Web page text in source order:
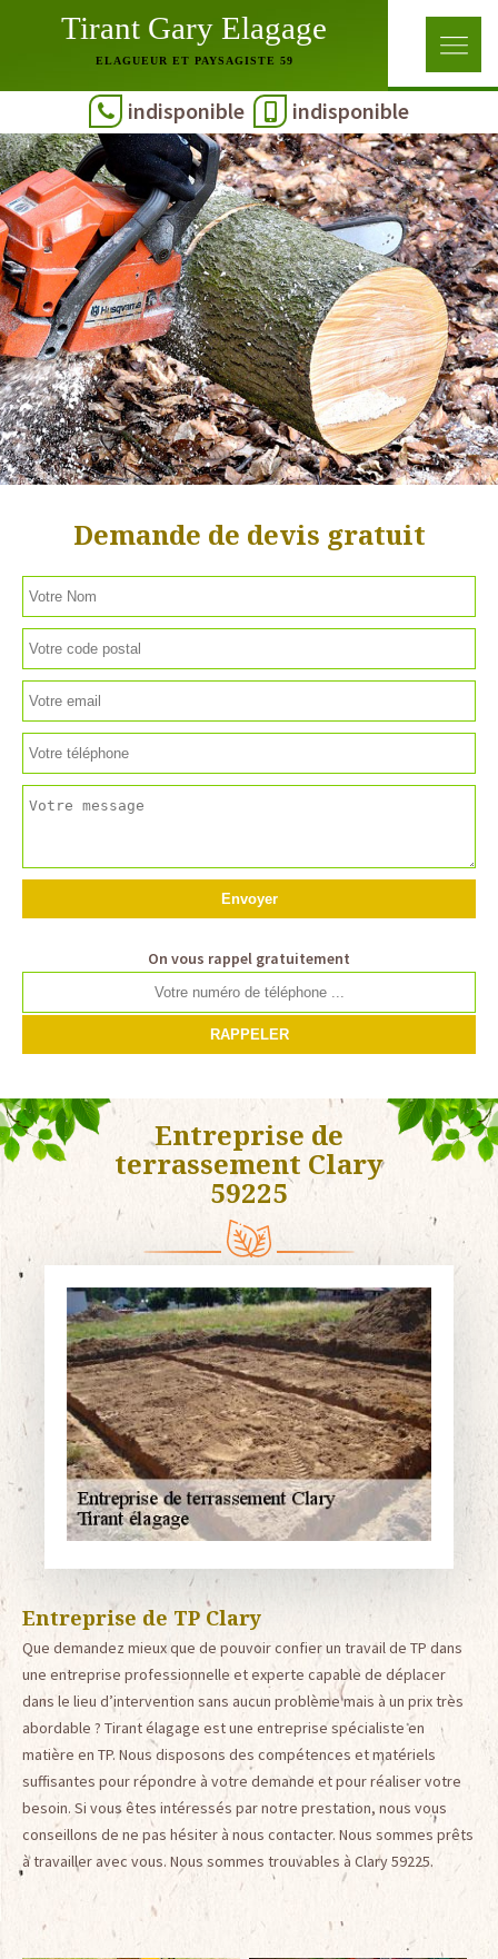
Tirant Gary Elagage
ELAGUEUR ET PAYSAGISTE 59
indisponible indisponible
Demande de devis gratuit
On vous rappel gratuitement
Entreprise de
terrassement Clary
59225
Entreprise de TP Clary
Que demandez mieux que de pouvoir confier un travail de TP dans
une entreprise professionnelle et experte capable de déplacer
dans le lieu d’intervention sans aucun problème mais à un prix très
abordable ? Tirant élagage est une entreprise spécialiste en
matière en TP. Nous disposons des compétences et matériels
suffisantes pour répondre à votre demande et pour réaliser votre
besoin. Si vous êtes intéressés par notre prestation, nous vous
conseillons de ne pas hésiter à nous contacter. Nous sommes prêts
à travailler avec vous. Nous sommes trouvables à Clary 59225.